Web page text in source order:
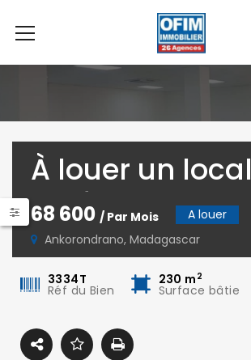
À louer un local
professionnel de
230m2 au 3ème
étage d’un
immeuble à
Ankorondrano
68 600 / Par Mois
A louer
Ankorondrano, Madagascar
3334T
Réf du Bien
230 m 2
Surface bâtie